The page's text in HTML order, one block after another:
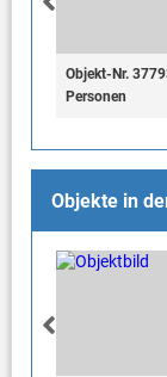
Objekt-Nr.
Personen
Objekte in